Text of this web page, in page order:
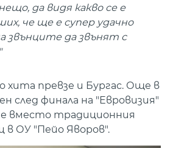
да видя какво се е
че ще е супер удачно
звънците да звънят с
хита превзе и Бургас. Още в
след финала на "Евровизия"
вместо традиционния
в ОУ "Пейо Яворов".